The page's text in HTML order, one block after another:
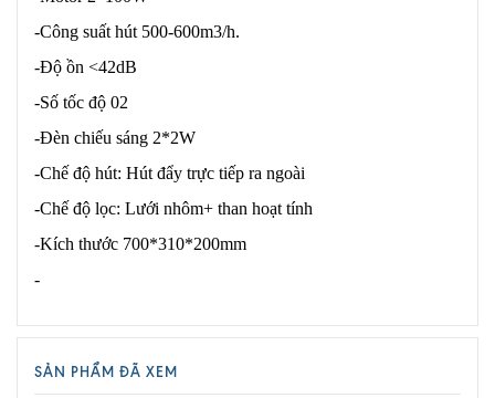
-Công suất hút 500-600m3/h.
-Độ ồn <42dB
-Số tốc độ 02
-Đèn chiếu sáng 2*2W
-Chế độ hút: Hút đẩy trực tiếp ra ngoài
-Chế độ lọc: Lưới nhôm+ than hoạt tính
-Kích thước 700*310*200mm
-
SẢN PHẨM ĐÃ XEM